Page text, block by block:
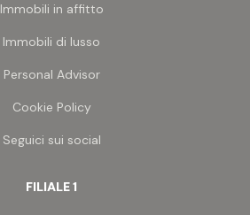
Immobili in affitto
Immobili di lusso
Personal Advisor
Cookie Policy
Seguici sui social
FILIALE 1